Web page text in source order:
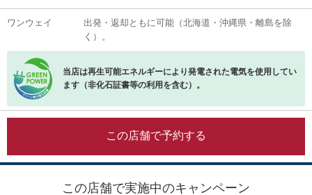
ワンウェイ
出発・返却ともに可能（北海道・沖縄県・離島を除
く）。
当店は再生可能エネルギーにより発電された電気を使用してい
ます（非化石証書等の利用を含む）。
この店舗で予約する
この店舗で実施中のキャンペーン